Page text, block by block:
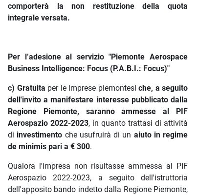
comporterà la non restituzione della quota
integrale versata.
Per l’adesione al servizio "Piemonte Aerospace
Business Intelligence: Focus (P.A.B.I.: Focus)"
c) Gratuita per le imprese piemontesi che, a seguito
dell'invito a manifestare interesse pubblicato dalla
Regione Piemonte, saranno ammesse al PIF
Aerospazio 2022-2023, in quanto trattasi di attività
di investimento che usufruirà di un aiuto in regime
de minimis pari a € 300.
Qualora l'impresa non risultasse ammessa al PIF
Aerospazio 2022-2023, a seguito dell'istruttoria
dell'apposito bando indetto dalla Regione Piemonte,